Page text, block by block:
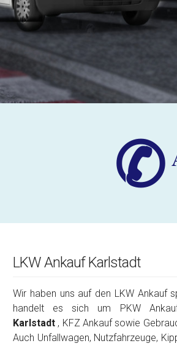
✆
LKW Ankauf Karlstadt
Wir haben uns auf den LKW Ankauf
handelt es sich um PKW
Karlstadt , KFZ Ankauf sowie
Auch Unfallwagen, Nutzfahrzeuge,